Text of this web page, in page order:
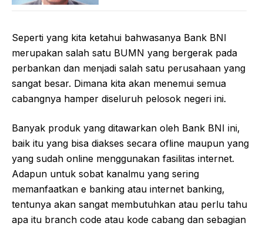
Seperti yang kita ketahui bahwasanya Bank BNI
merupakan salah satu BUMN yang bergerak pada
perbankan dan menjadi salah satu perusahaan yang
sangat besar. Dimana kita akan menemui semua
cabangnya hamper diseluruh pelosok negeri ini.
Banyak produk yang ditawarkan oleh Bank BNI ini,
baik itu yang bisa diakses secara ofline maupun yang
yang sudah online menggunakan fasilitas internet.
Adapun untuk sobat kanalmu yang sering
memanfaatkan e banking atau internet banking,
tentunya akan sangat membutuhkan atau perlu tahu
apa itu branch code atau kode cabang dan sebagian